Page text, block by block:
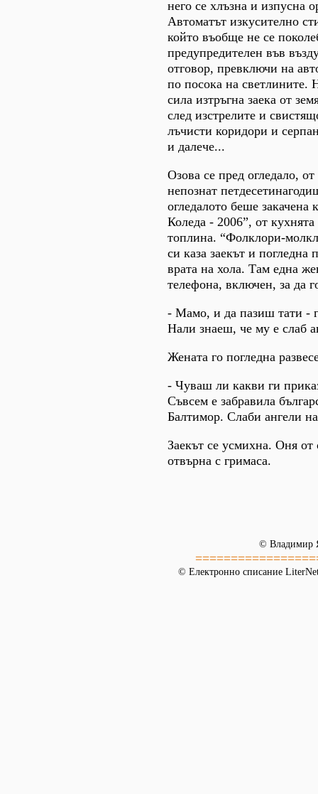
него се хлъзна и изпусна
Автоматът изкусително
който въобще не се
предупредителен във
отговор, превключи на
по посока на светлините.
сила изтръгна заека от
след изстрелите и
лъчисти коридори и
и далече...
Озова се пред огледало,
непознат
огледалото беше закачена
Коледа - 2006”, от
топлина. “Фолклори-
си каза заекът и погледна
врата на хола. Там една
телефона, включен, за да
- Мамо, и да пазиш тати -
Нали знаеш, че му е слаб
Жената го погледна
- Чуваш ли какви ги
Съвсем е забравила
Балтимор. Слаби ангели
Заекът се усмихна. Оня от
отвърна с гримаса.
© Владимир
© Електронно списание